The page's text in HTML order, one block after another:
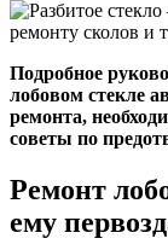
Подробное
лобовом стекле
ремонта,
советы по
Ремонт
ему